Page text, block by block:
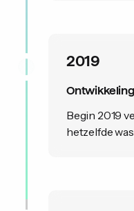
2019
Ontwikkeling
Begin 2019
hetzelfde